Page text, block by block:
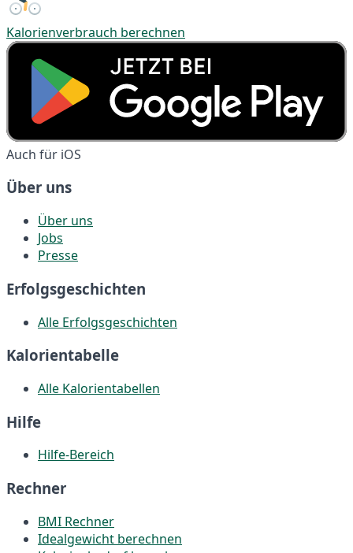
Kalorienverbrauch berechnen
Auch für iOS
Über uns
Über uns
Jobs
Presse
Erfolgsgeschichten
Alle Erfolgsgeschichten
Kalorientabelle
Alle Kalorientabellen
Hilfe
Hilfe-Bereich
Rechner
BMI Rechner
Idealgewicht berechnen